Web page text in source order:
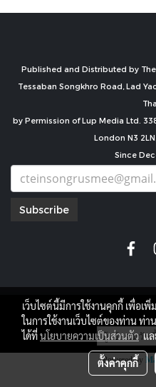
Published and Distributed by
Tessaban Songkhro Road, Lad
by Permission of Lup Media Ltd.
London N3
Since
Subscribe
ผู้เข้าชมวัน
Powered by
เว็บไซต์นี้มีการใช้งานคุกกี้ เพื่อ
ในการใช้งานเว็บไซต์ของท่าน ท่
ได้ที่นโยบายความเป็นส่วนตัวแล
ตั้งค่าคุกกี้